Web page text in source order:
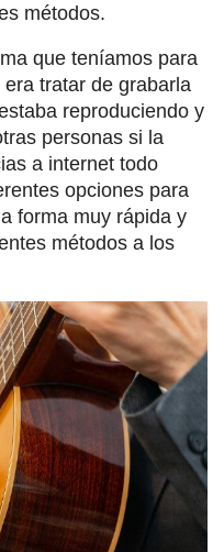
métodos.
que teníamos para
tratar de grabarla
reproduciendo y
personas si la
a internet todo
opciones para
forma muy rápida y
métodos a los